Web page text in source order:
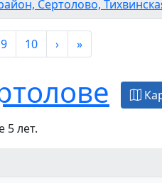
Сертолово,
9 10 › »
5 лет.